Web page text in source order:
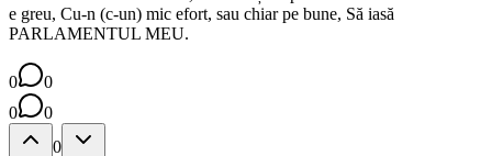
e greu, Cu-n (c-un) mic efort, sau chiar pe bune, Să iasă
PARLAMENTUL MEU.
0
0
0
0
0